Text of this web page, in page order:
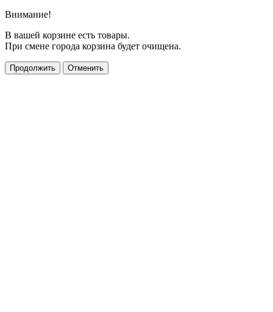
Внимание!
В вашей корзине есть товары.
При смене города корзина будет очищена.
Продолжить Отменить